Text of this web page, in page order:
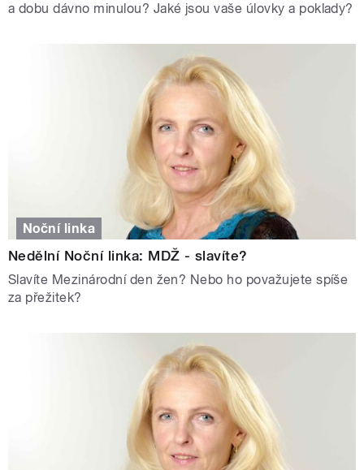
a dobu dávno minulou? Jaké jsou vaše úlovky a poklady?
Noční linka
Nedělní Noční linka: MDŽ - slavíte?
Slavíte Mezinárodní den žen? Nebo ho považujete spíše
za přežitek?